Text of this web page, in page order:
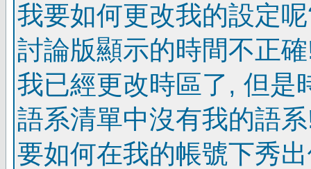
我要如何更改我的設定
討論版顯示的時間不正
我已經更改時區了, 但是
語系清單中沒有我的語
要如何在我的帳號下秀